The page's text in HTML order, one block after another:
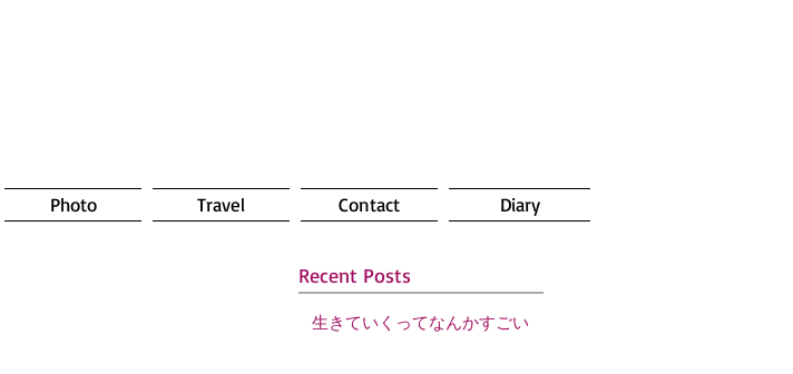
Photo Travel Contact Diary
Recent Posts
生きていくってなんかすごい